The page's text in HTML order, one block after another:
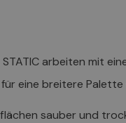
arbeiten mit
eine breitere
sauber und